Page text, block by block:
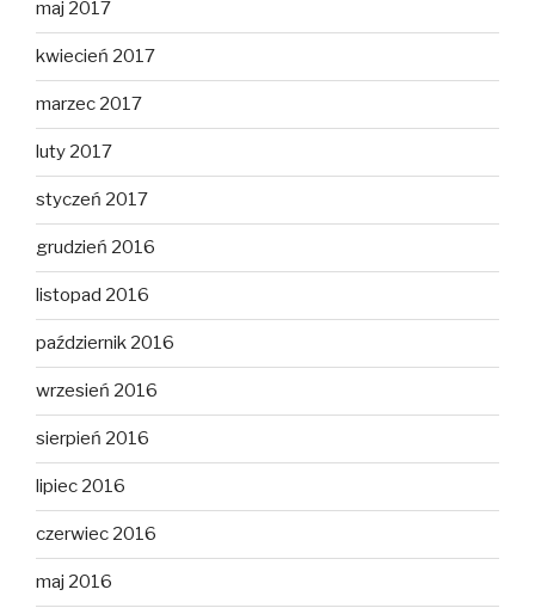
maj 2017
kwiecień 2017
marzec 2017
luty 2017
styczeń 2017
grudzień 2016
listopad 2016
październik 2016
wrzesień 2016
sierpień 2016
lipiec 2016
czerwiec 2016
maj 2016